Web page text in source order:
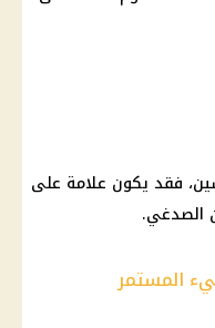
فقد يكون علامة على
الصدغي.
المستمر